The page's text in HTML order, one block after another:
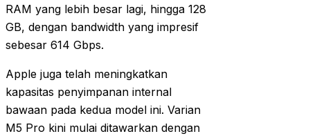
RAM yang lebih besar lagi, hingga 128
GB, dengan bandwidth yang impresif
sebesar 614 Gbps.
Apple juga telah meningkatkan
kapasitas penyimpanan internal
bawaan pada kedua model ini. Varian
M5 Pro kini mulai ditawarkan dengan